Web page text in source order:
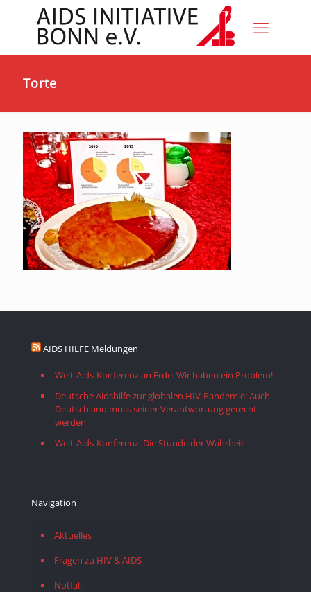
Torte
AIDS HILFE Meldungen
Welt-Aids-Konferenz an Erde: Wir haben ein Problem!
Deutsche Aidshilfe zur globalen HIV-Pandemie: Auch
Deutschland muss seiner Verantwortung gerecht
werden
Welt-Aids-Konferenz: Die Stunde der Wahrheit
Navigation
Aktuelles
Fragen zu HIV & AIDS
Notfall